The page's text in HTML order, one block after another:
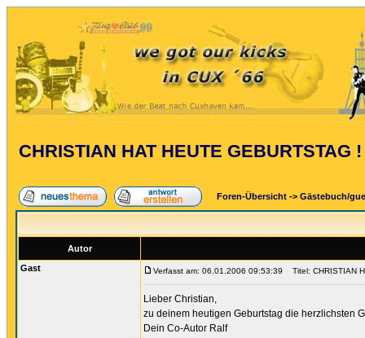
CHRISTIAN HAT HEUTE GEBURTSTAG !
Foren-Übersicht -> Gästebuch/
Autor
Gast
Verfasst am: 06.01.2006 09:53:39 Titel: CHRISTIAN
Lieber Christian,
zu deinem heutigen Geburtstag die herzlichsten
Dein Co-Autor Ralf